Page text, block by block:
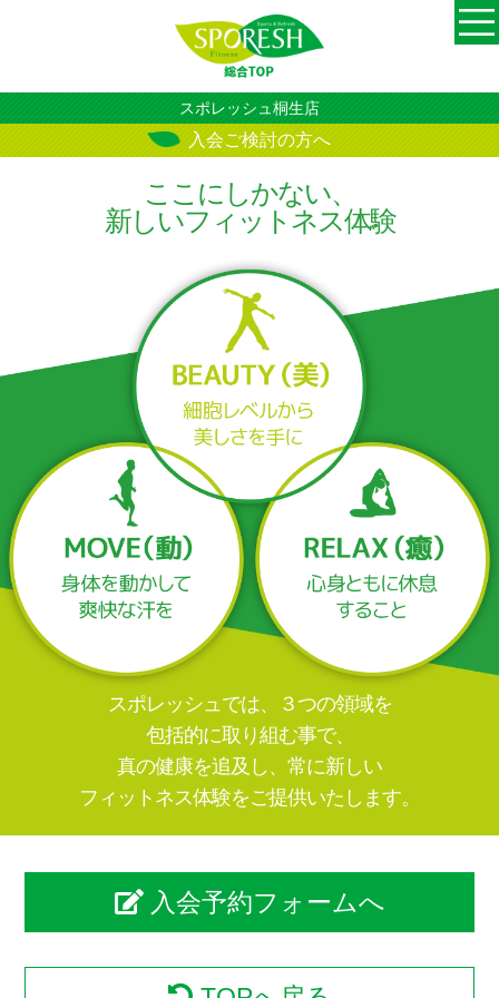
スポレッシュ桐生店
入会ご検討の方へ
ここにしかない、
新しいフィットネス体験
スポレッシュでは、３つの領域を
包括的に取り組む事で、
真の健康を追及し、常に新しい
フィットネス体験をご提供いたします。
入会予約フォームへ